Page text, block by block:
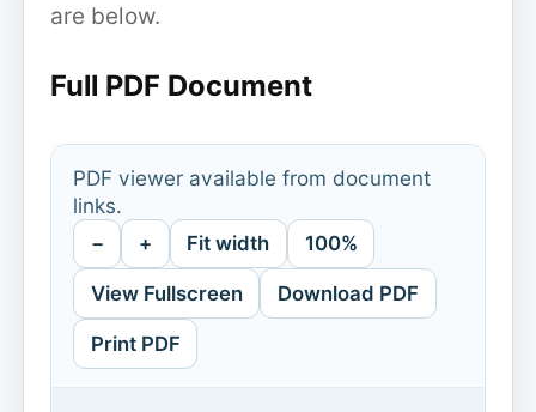
are below.
Full PDF Document
PDF viewer available from document
links.
− + Fit width 100%
View Fullscreen Download PDF
Print PDF